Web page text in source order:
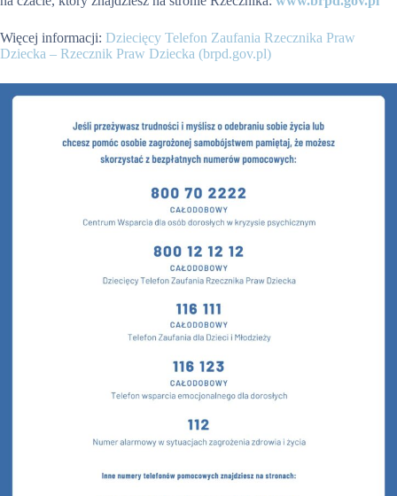
Więcej informacji: Dziecięcy Telefon Zaufania Rzecznika Praw
Dziecka – Rzecznik Praw Dziecka (brpd.gov.pl)